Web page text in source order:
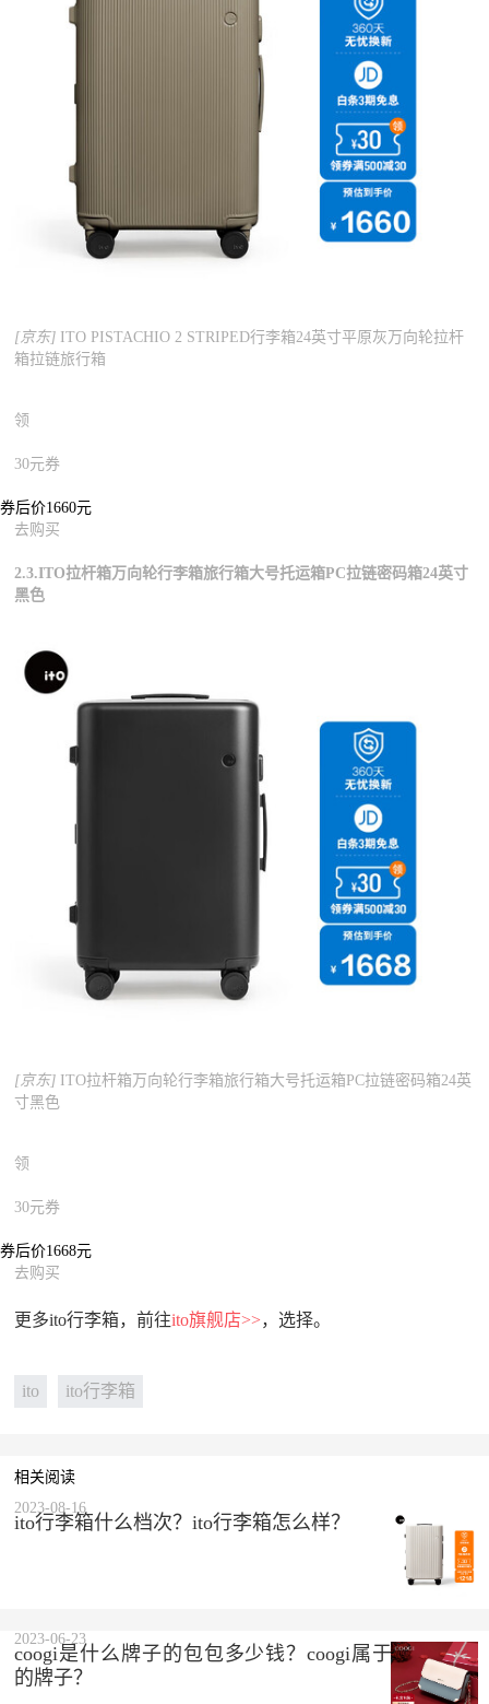
[京东] ITO PISTACHIO 2 STRIPED行李箱24英寸平原灰万向轮拉杆
箱拉链旅行箱
领
30元券
券后价1660元
去购买
2.3.ITO拉杆箱万向轮行李箱旅行箱大号托运箱PC拉链密码箱24英寸
黑色
[京东] ITO拉杆箱万向轮行李箱旅行箱大号托运箱PC拉链密码箱24英
寸黑色
领
30元券
券后价1668元
去购买
更多ito行李箱，前往ito旗舰店>>，选择。
ito ito行李箱
相关阅读
ito行李箱什么档次？ito行李箱怎么样？
2023-08-16
coogi是什么牌子的包包多少钱？coogi属于什么档次
的牌子？
2023-06-23